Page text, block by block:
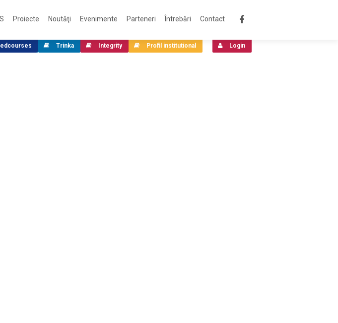
Proiecte Noutăţi Evenimente Parteneri Întrebări Contact
Login
Profil institutional
Integrity
Trinka